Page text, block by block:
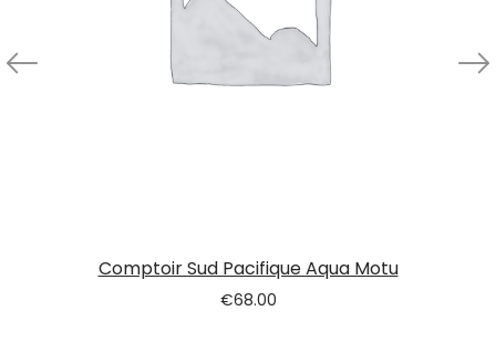
Comptoir Sud Pacifique Aqua Motu
€68.00